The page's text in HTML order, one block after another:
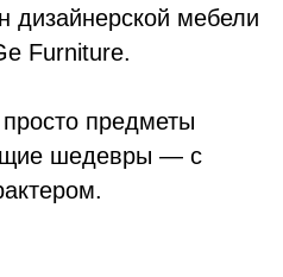
дизайнерской мебели
Furniture.
предметы
шедевры — с